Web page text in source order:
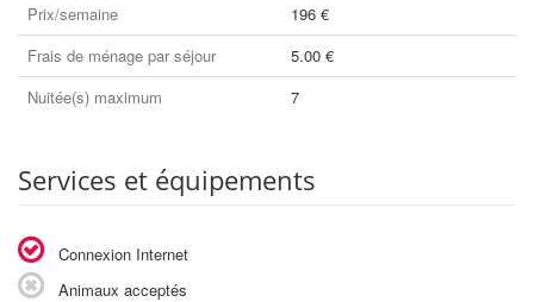
Prix/semaine
196 €
Frais de ménage par séjour
5.00 €
Nuitée(s) maximum
7
Services et équipements
Connexion Internet
Animaux acceptés